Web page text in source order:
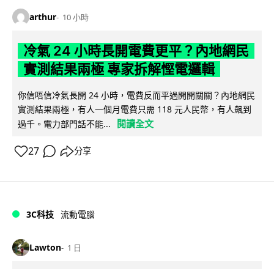
arthur 10 小時
冷氣 24 小時長開電費更平？內地網民
實測結果兩極 專家拆解慳電邏輯
你信唔信冷氣長開 24 小時，電費反而平過開開關關？內地網民
實測結果兩極，有人一個月電費只需 118 元人民幣，有人飆到
過千。電力部門話不能...
閱讀全文
27 分享
3C科技 流動電腦
Lawton 1 日